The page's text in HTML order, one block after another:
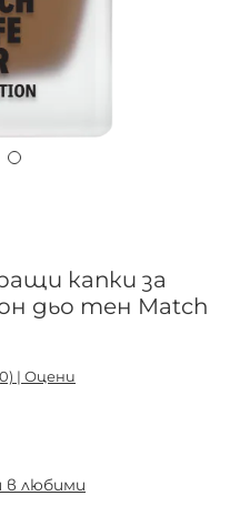
капки за
дьо тен Match
| Оцени
в любими